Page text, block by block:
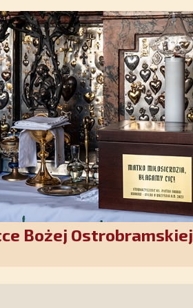
Bożej Ostrobramskiej